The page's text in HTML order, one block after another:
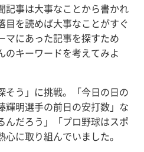
事は大事なことから書かれ
目を読めば大事なことがすぐ
マにあった記事を探すため
のキーワードを考えてみよ
う」に挑戦。「今日の日の
輝明選手の前日の安打数」な
んだろう」「プロ野球はスポ
に取り組んでいました。